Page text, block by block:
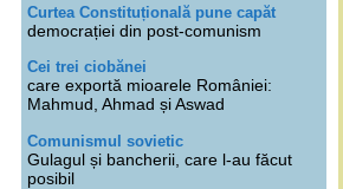
Curtea Constituțională pune capăt
democrației din post-comunism
Cei trei ciobănei
care exportă mioarele României:
Mahmud, Ahmad și Aswad
Comunismul sovietic
Gulagul și bancherii, care l-au făcut
posibil